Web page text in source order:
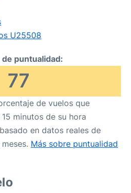
U25508
puntualidad:
77
de vuelos que
minutos de su hora
en datos reales de
Más sobre puntualidad